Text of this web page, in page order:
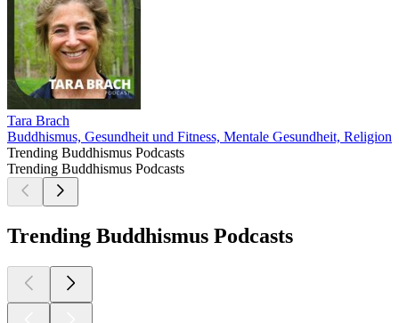
Tara Brach
Buddhismus, Gesundheit und Fitness, Mentale Gesundheit, Religion
Trending Buddhismus Podcasts
Trending Buddhismus Podcasts
Trending Buddhismus Podcasts